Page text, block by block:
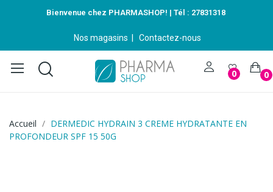
Bienvenue chez PHARMASHOP! | Tél : 27831318
Nos magasins Contactez-nous
0 0
Accueil
DERMEDIC HYDRAIN 3 CREME HYDRATANTE EN
PROFONDEUR SPF 15 50G